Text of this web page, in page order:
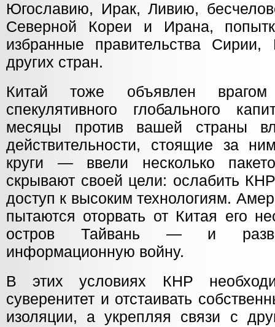
Югославию, Ирак, Ливию,
Северной Кореи и Ирана,
избранные правительства
других стран.
Китай тоже объявлен врагом
спекулятивного глобального
месяцы против вашей
действительности, стоящие за
круги — ввели несколько
скрывают своей цели: ослабить
доступ к высоким технологиям.
пытаются оторвать от Китая его
остров Тайвань — и
информационную войну.
В этих условиях КНР
суверенитет и отстаивать
изоляции, а укрепляя связи с